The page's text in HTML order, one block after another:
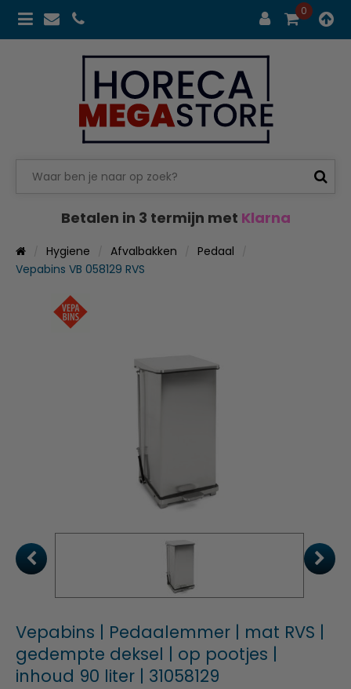
0
Betalen in 3 termijn met Klarna
Hygiene Afvalbakken
Pedaal
Vepabins VB 058129 RVS
Vepabins | Pedaalemmer | mat RVS |
gedempte deksel | op pootjes |
inhoud 90 liter | 31058129